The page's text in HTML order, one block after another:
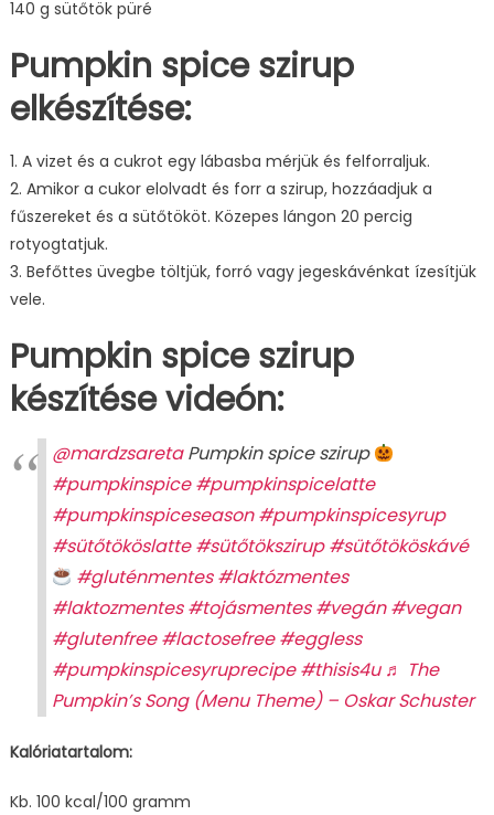
140 g sütőtök püré
Pumpkin spice szirup
elkészítése:
1. A vizet és a cukrot egy lábasba mérjük és felforraljuk.
2. Amikor a cukor elolvadt és forr a szirup, hozzáadjuk a
fűszereket és a sütőtököt. Közepes lángon 20 percig
rotyogtatjuk.
3. Befőttes üvegbe töltjük, forró vagy jegeskávénkat ízesítjük
vele.
Pumpkin spice szirup
készítése videón:
@mardzsaretaPumpkin spice szirup
#pumpkinspice #pumpkinspicelatte
#pumpkinspiceseason #pumpkinspicesyrup
#sütőtököslatte #sütőtökszirup #sütőtököskávé
#gluténmentes #laktózmentes
#laktozmentes #tojásmentes #vegán #vegan
#glutenfree #lactosefree #eggless
#pumpkinspicesyruprecipe #thisis4u ♬ The
Pumpkin’s Song (Menu Theme) – Oskar Schuster
Kalóriatartalom:
Kb. 100 kcal/100 gramm